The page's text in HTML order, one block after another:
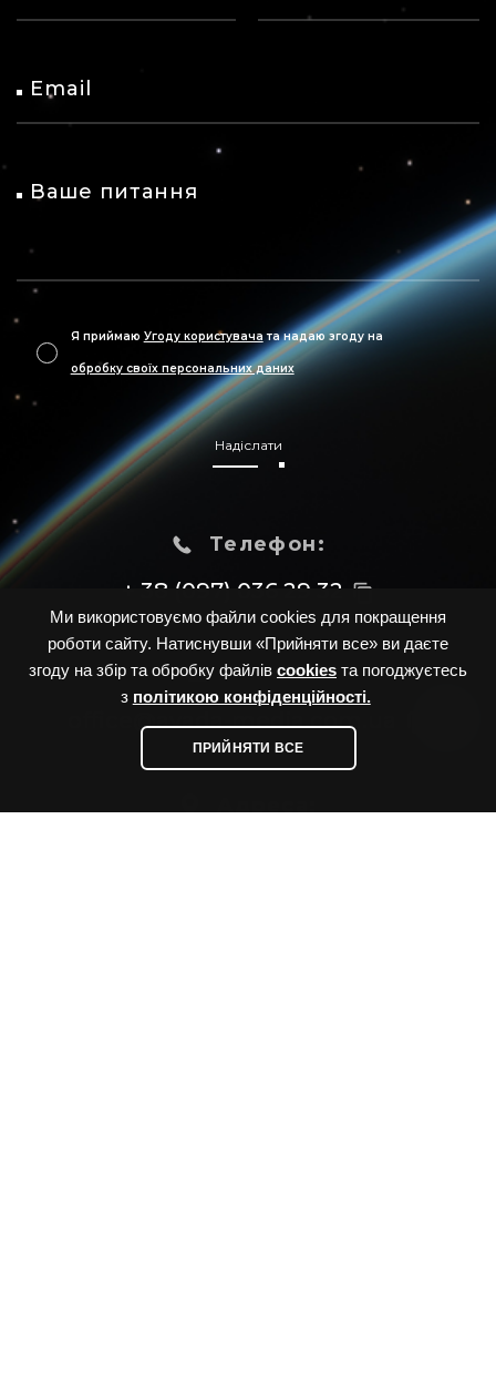
Ми використовуємо файли cookies для покращення
роботи сайту. Натиснувши «Прийняти все» ви даєте
згоду на збір та обробку файлів cookies та погоджуєтесь
з політикою конфіденційності.
ПРИЙНЯТИ ВСЕ
Email
Ваше питання
Я приймаю Угоду користувачата надаю згоду на
обробку своїх персональних даних
Надіслати
Телефон:
+ 38 (097) 036 29 32 content_copy
E-mail:
office@avada-media.com.ua